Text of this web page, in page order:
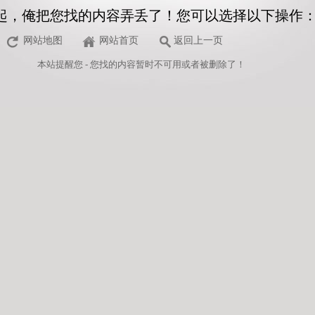
，俺把您找的内容弄丢了！您可以选择以下操作
网站地图 网站首页 返回上一页
本站提醒您 - 您找的内容暂时不可用或者被删除了！